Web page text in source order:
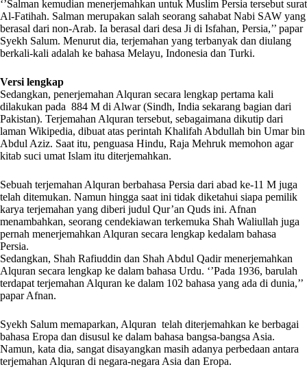
‘’Salman kemudian menerjemahkan untuk Muslim Persia tersebut surat
Al-Fatihah. Salman merupakan salah seorang sahabat Nabi SAW yang
berasal dari non-Arab. Ia berasal dari desa Ji di Isfahan, Persia,’’ papar
Syekh Salum. Menurut dia, terjemahan yang terbanyak dan diulang
berkali-kali adalah ke bahasa Melayu, Indonesia dan Turki.
Versi lengkap
Sedangkan, penerjemahan Alquran secara lengkap pertama kali
dilakukan pada 884 M di Alwar (Sindh, India sekarang bagian dari
Pakistan). Terjemahan Alquran tersebut, sebagaimana dikutip dari
laman Wikipedia, dibuat atas perintah Khalifah Abdullah bin Umar bin
Abdul Aziz. Saat itu, penguasa Hindu, Raja Mehruk memohon agar
kitab suci umat Islam itu diterjemahkan.
Sebuah terjemahan Alquran berbahasa Persia dari abad ke-11 M juga
telah ditemukan. Namun hingga saat ini tidak diketahui siapa pemilik
karya terjemahan yang diberi judul Qur’an Quds ini. Afnan
menambahkan, seorang cendekiawan terkemuka Shah Waliullah juga
pernah menerjemahkan Alquran secara lengkap kedalam bahasa
Persia.
Sedangkan, Shah Rafiuddin dan Shah Abdul Qadir menerjemahkan
Alquran secara lengkap ke dalam bahasa Urdu. ‘’Pada 1936, barulah
terdapat terjemahan Alquran ke dalam 102 bahasa yang ada di dunia,’’
papar Afnan.
Syekh Salum memaparkan, Alquran telah diterjemahkan ke berbagai
bahasa Eropa dan disusul ke dalam bahasa bangsa-bangsa Asia.
Namun, kata dia, sangat disayangkan masih adanya perbedaan antara
terjemahan Alquran di negara-negara Asia dan Eropa.